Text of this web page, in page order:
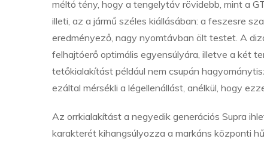
méltó tény, hogy a tengelytáv rövidebb, mint a
illeti, az a jármű széles kiállásában: a feszesre
eredményező, nagy nyomtávban ölt testet. A
felhajtóerő optimális egyensúlyára, illetve a két
tetőkialakítást például nem csupán
ezáltal mérsékli a légellenállást, anélkül, hogy
Az orrkialakítást a negyedik generációs Supra
karakterét kihangsúlyozza a markáns központi